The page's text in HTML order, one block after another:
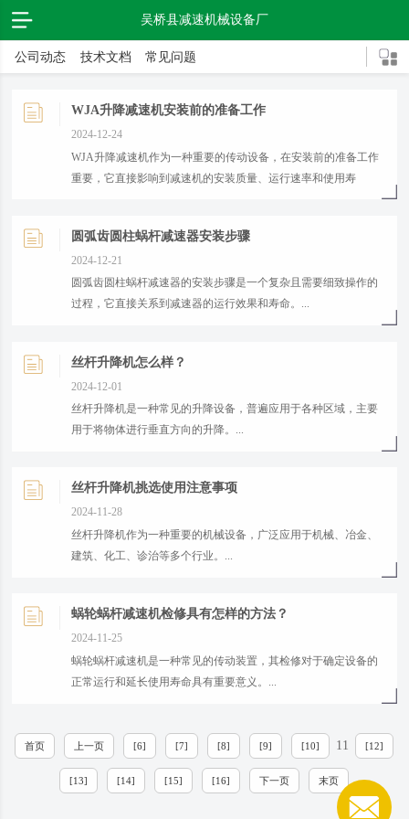
吴桥县减速机械设备厂
公司动态 技术文档 常见问题
WJA升降减速机安装前的准备工作
2024-12-24
​WJA升降减速机作为一种重要的传动设备，在安装前的准备工作
重要，它直接影响到减速机的安装质量、运行速率和使用寿
圆弧齿圆柱蜗杆减速器安装步骤
2024-12-21
​圆弧齿圆柱蜗杆减速器的安装步骤是一个复杂且需要细致操作的
过程，它直接关系到减速器的运行效果和寿命。...
丝杆升降机怎么样？
2024-12-01
​丝杆升降机是一种常见的升降设备，普遍应用于各种区域，主要
用于将物体进行垂直方向的升降。...
丝杆升降机挑选使用注意事项
2024-11-28
丝杆升降机作为一种重要的机械设备，广泛应用于机械、冶金、
建筑、化工、诊治等多个行业。...
蜗轮蜗杆减速机检修具有怎样的方法？
2024-11-25
蜗轮蜗杆减速机是一种常见的传动装置，其检修对于确定设备的
正常运行和延长使用寿命具有重要意义。...
首页 上一页 [6] [7] [8] [9] [10] 11 [12]
[13] [14] [15] [16] 下一页 末页